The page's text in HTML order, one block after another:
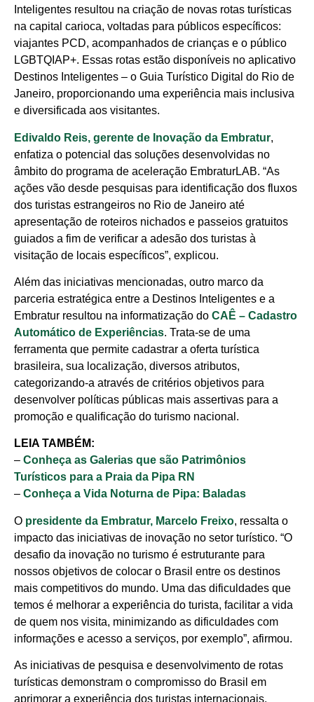
Cotidiano
Comunidade
Acontece no
Inteligentes resultou na criação de novas rotas turísticas
na capital carioca, voltadas para públicos específicos:
viajantes PCD, acompanhados de crianças e o público
LGBTQIAP+. Essas rotas estão disponíveis no aplicativo
Destinos Inteligentes – o Guia Turístico Digital do Rio de
Janeiro, proporcionando uma experiência mais inclusiva
e diversificada aos visitantes.
Edivaldo Reis, gerente de Inovação da Embratur,
enfatiza o potencial das soluções desenvolvidas no
âmbito do programa de aceleração EmbraturLAB. “As
ações vão desde pesquisas para identificação dos fluxos
dos turistas estrangeiros no Rio de Janeiro até
apresentação de roteiros nichados e passeios gratuitos
guiados a fim de verificar a adesão dos turistas à
visitação de locais específicos”, explicou.
Além das iniciativas mencionadas, outro marco da
parceria estratégica entre a Destinos Inteligentes e a
Embratur resultou na informatização do CAÊ – Cadastro
Automático de Experiências. Trata-se de uma
ferramenta que permite cadastrar a oferta turística
brasileira, sua localização, diversos atributos,
categorizando-a através de critérios objetivos para
desenvolver políticas públicas mais assertivas para a
promoção e qualificação do turismo nacional.
LEIA TAMBÉM:
– Conheça as Galerias que são Patrimônios
Turísticos para a Praia da Pipa RN
– Conheça a Vida Noturna de Pipa: Baladas
O presidente da Embratur, Marcelo Freixo, ressalta o
impacto das iniciativas de inovação no setor turístico. “O
desafio da inovação no turismo é estruturante para
nossos objetivos de colocar o Brasil entre os destinos
mais competitivos do mundo. Uma das dificuldades que
temos é melhorar a experiência do turista, facilitar a vida
de quem nos visita, minimizando as dificuldades com
informações e acesso a serviços, por exemplo”, afirmou.
As iniciativas de pesquisa e desenvolvimento de rotas
turísticas demonstram o compromisso do Brasil em
aprimorar a experiência dos turistas internacionais,